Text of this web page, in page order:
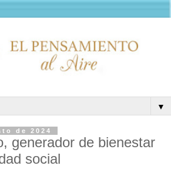
▼
de 2024
generador de bienestar
social